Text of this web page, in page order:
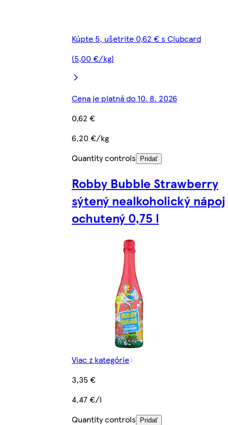
Kúpte 5, ušetrite 0,62 € s Clubcard
(5,00 €/kg)
Cena je platná do 10. 8. 2026
0,62 €
6,20 €/kg
Quantity controls
Pridať
Robby Bubble Strawberry
sýtený nealkoholický nápoj
ochutený 0,75 l
Viac z kategórie
3,35 €
4,47 €/l
Quantity controls
Pridať